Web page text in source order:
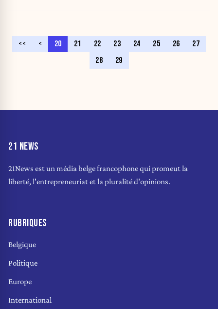
<< < 20 21 22 23 24 25 26
27
28
29
21 NEWS
21News est un média belge francophone qui promeut la
liberté, l'entrepreneuriat et la pluralité d'opinions.
RUBRIQUES
Belgique
Politique
Europe
International